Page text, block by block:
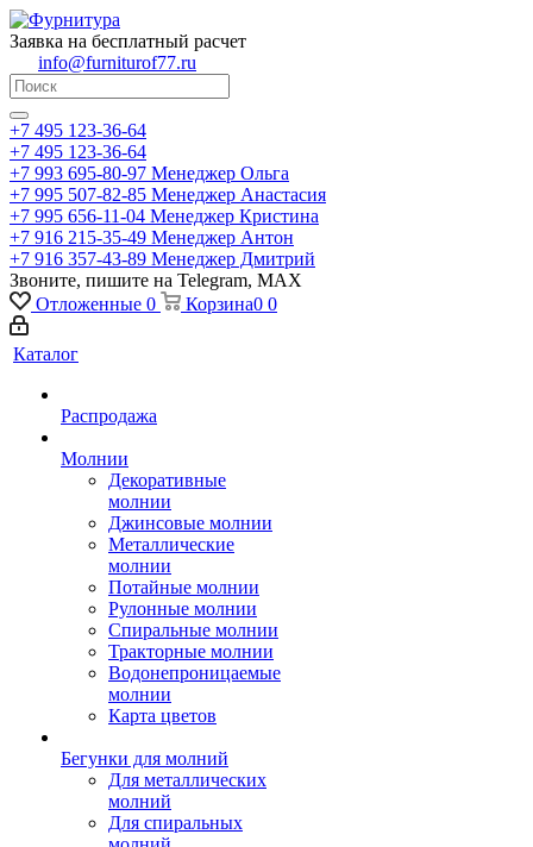
Заявка на бесплатный расчет
info@furniturof77.ru
+7 495 123-36-64
+7 495 123-36-64
+7 993 695-80-97 Менеджер Ольга
+7 995 507-82-85 Менеджер Анастасия
+7 995 656-11-04 Менеджер Кристина
+7 916 215-35-49 Менеджер Антон
+7 916 357-43-89 Менеджер Дмитрий
Звоните, пишите на Telegram, MAX
Отложенные 0 Корзина0 0
Каталог
Распродажа
Молнии
Декоративные
молнии
Джинсовые молнии
Металлические
молнии
Потайные молнии
Рулонные молнии
Спиральные молнии
Тракторные молнии
Водонепроницаемые
молнии
Карта цветов
Бегунки для молний
Для металлических
молний
Для спиральных